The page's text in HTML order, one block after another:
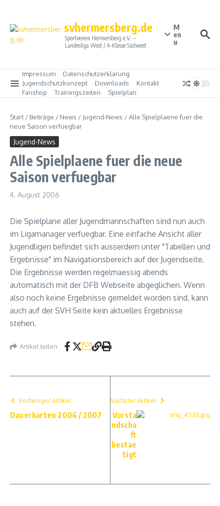
svhermersberg.de
Sportverein Hermersberg e.V. –
Landesliga West / A-Klasse Südwest
M
en
u
Impressum
Datenschutzerklärung
Jugendschutzkonzept
Downloads
Kontakt
Fanshop
Trainingszeiten Spielplan
Start / Beiträge / News / Jugend-News /Alle Spielplaene fuer die
neue Saison verfuegbar
Jugend-News
Alle Spielplaene fuer die neue
Saison verfuegbar
4. August 2006
Die Spielplane aller Jugendmannschaften sind nun auch
im Ligamanager verfuegbar. Eine einfache Ansicht aller
Jugendligen befindet sich ausserdem unter "Tabellen und
Ergebnisse" im Navigationsbereich auf der Jugendseite.
Die Ergebnisse werden regelmaessig abends
automatisch mit der DFB Webseite abgeglichen. Wenn
also noch keine Ergebnisse gemeldet worden sind, kann
auch auf der SVH Seite kein aktuelles Ergebnisse
stehen.
Artikel teilen
Vorheriger Artikel
Dauerkarten 2006 / 2007
Nächster Artikel
Vorsta
ndscha
ft
bestae
tigt